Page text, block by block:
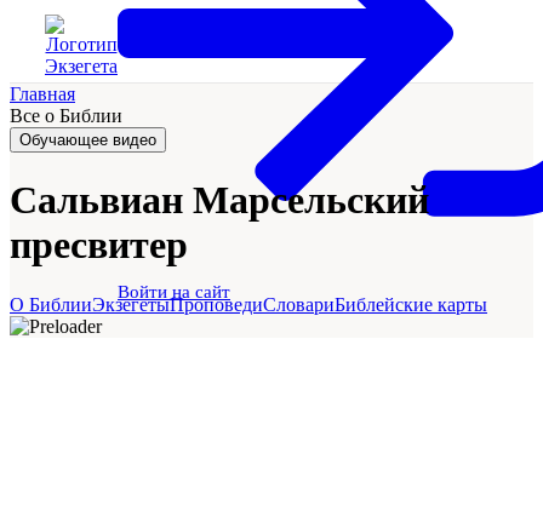
Войти на сайт
Главная
Все о Библии
Обучающее видео
Сальвиан Марсельский
пресвитер
О БиблииЭкзегетыПроповедиСловариБиблейские карты